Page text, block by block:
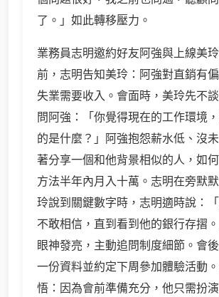
了。」如此轉移壓力。
業務員志明邀約好友阿強與上線美
前，志明告知美玲：阿強對直銷有
失業需要收入。會面時，美玲先不
問阿強：「你覺得現在的工作環境
的是什麼？」阿強抱怨薪水低、沒
著分享一個和他背景相似的人，如
方法半年內月入十萬。志明在旁默
玲說到關鍵數字時，志明適時說：
不敢相信，直到看到他的銀行存摺
眼神發亮，主動追問制度細節。會
一份資料並約定下周參加體驗活動
悟：因為會前準備充分，他只需扮